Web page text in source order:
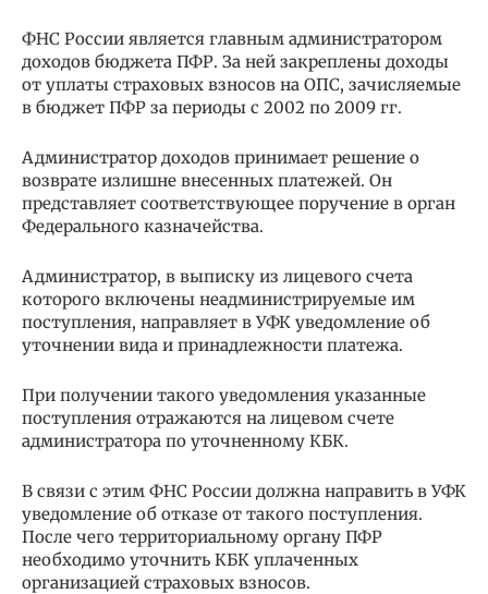
ФНС России является главным администратором
доходов бюджета ПФР. За ней закреплены доходы
от уплаты страховых взносов на ОПС, зачисляемые
в бюджет ПФР за периоды с 2002 по 2009 гг.
Администратор доходов принимает решение о
возврате излишне внесенных платежей. Он
представляет соответствующее поручение в орган
Федерального казначейства.
Администратор, в выписку из лицевого счета
которого включены неадминистрируемые им
поступления, направляет в УФК уведомление об
уточнении вида и принадлежности платежа.
При получении такого уведомления указанные
поступления отражаются на лицевом счете
администратора по уточненному КБК.
В связи с этим ФНС России должна направить в УФК
уведомление об отказе от такого поступления.
После чего территориальному органу ПФР
необходимо уточнить КБК уплаченных
организацией страховых взносов.